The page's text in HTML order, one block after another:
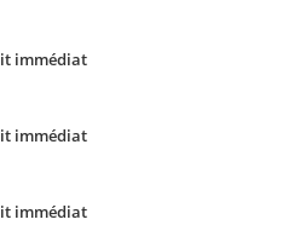
immédiat
immédiat
immédiat